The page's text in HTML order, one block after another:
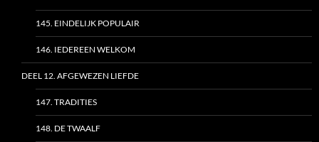
145. EINDELIJK POPULAIR
146. IEDEREEN WELKOM
DEEL 12. AFGEWEZEN LIEFDE
147. TRADITIES
148. DE TWAALF